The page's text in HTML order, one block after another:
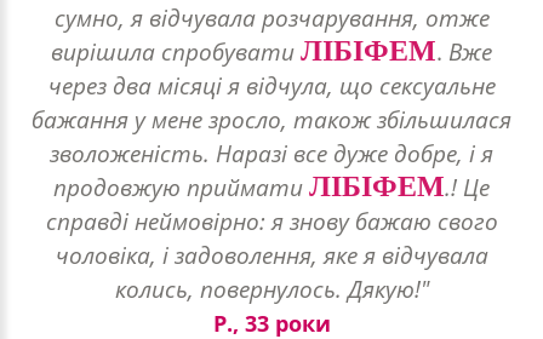
сумно, я відчувала розчарування, отже
вирішила спробувати ЛІБІФЕМ. Вже
через два місяці я відчула, що сексуальне
бажання у мене зросло, також збільшилася
зволоженість. Наразі все дуже добре, і я
продовжую приймати ЛІБІФЕМ.! Це
справді неймовірно: я знову бажаю свого
чоловіка, і задоволення, яке я відчувала
колись, повернулось. Дякую!"
Р., 33 роки